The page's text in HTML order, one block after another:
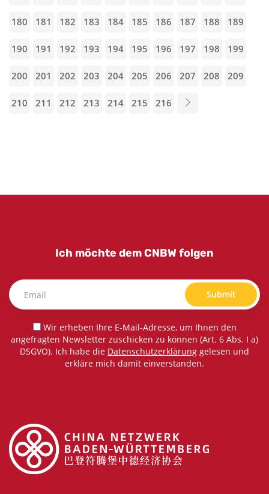
180 181 182 183 184 185 186 187 188 189
190 191 192 193 194 195 196 197 198 199
200 201 202 203 204 205 206 207 208 209
210 211 212 213 214 215 216
Ich möchte dem CNBW folgen
Submit
Wir erheben Ihre E-Mail-Adresse, um Ihnen den
angefragten Newsletter zuschicken zu können (Art. 6 Abs. I a)
DSGVO). Ich habe die Datenschutzerklärung gelesen und
erkläre mich damit einverstanden.